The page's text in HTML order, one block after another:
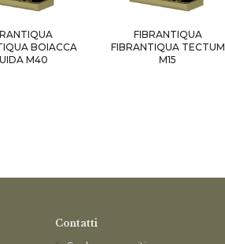
BOIACCA
M40
FIBRANTIQUA
FIBRANTIQUA TECTUM
M15
Contatti